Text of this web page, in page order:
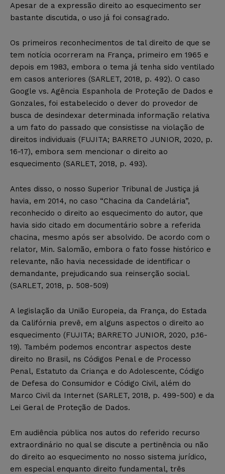
Apesar de a expressão direito ao esquecimento ser
bastante discutida, o uso já foi consagrado.
Os primeiros reconhecimentos de tal direito de que se
tem notícia ocorreram na França, primeiro em 1965 e
depois em 1983, embora o tema já tenha sido ventilado
em casos anteriores (SARLET, 2018, p. 492). O caso
Google vs. Agência Espanhola de Proteção de Dados e
Gonzales, foi estabelecido o dever do provedor de
busca de desindexar determinada informação relativa
a um fato do passado que consistisse na violação de
direitos individuais (FUJITA; BARRETO JUNIOR, 2020, p.
16-17), embora sem mencionar o direito ao
esquecimento (SARLET, 2018, p. 493).
Antes disso, o nosso Superior Tribunal de Justiça já
havia, em 2014, no caso “Chacina da Candelária”,
reconhecido o direito ao esquecimento do autor, que
havia sido citado em documentário sobre a referida
chacina, mesmo após ser absolvido. De acordo com o
relator, Min. Salomão, embora o fato fosse histórico e
relevante, não havia necessidade de identificar o
demandante, prejudicando sua reinserção social.
(SARLET, 2018, p. 508-509)
A legislação da União Europeia, da França, do Estada
da Califórnia prevê, em alguns aspectos o direito ao
esquecimento (FUJITA; BARRETO JUNIOR, 2020, p.16-
19). Também podemos encontrar aspectos deste
direito no Brasil, ns Códigos Penal e de Processo
Penal, Estatuto da Criança e do Adolescente, Código
de Defesa do Consumidor e Código Civil, além do
Marco Civil da Internet (SARLET, 2018, p. 499-500) e da
Lei Geral de Proteção de Dados.
Em audiência pública nos autos do referido recurso
extraordinário no qual se discute a pertinência ou não
do direito ao esquecimento no nosso sistema jurídico,
em especial enquanto direito fundamental, três